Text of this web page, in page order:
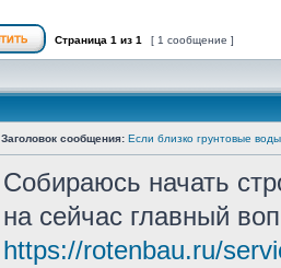
Страница 1 из 1 [ 1 сообщение ]
Заголовок сообщения: Если близко грунтовые
Собираюсь начать
на сейчас главный
https://rotenbau.ru/